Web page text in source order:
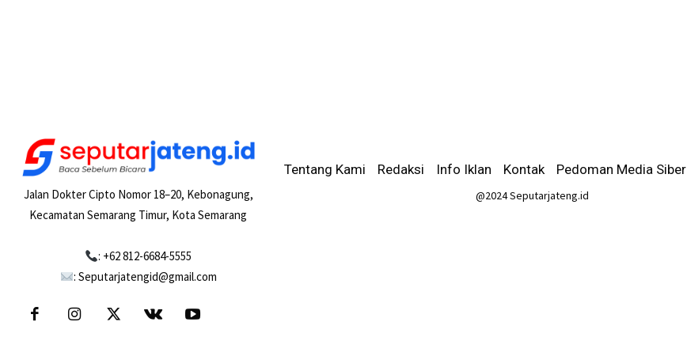
Jalan Dokter Cipto Nomor 18–20, Kebonagung,
Kecamatan Semarang Timur, Kota Semarang
: +62 812-6684-5555
: Seputarjatengid@gmail.com
Tentang Kami Redaksi Info Iklan Kontak Pedoman Media Siber
@2024 Seputarjateng.id